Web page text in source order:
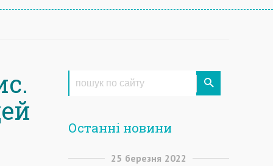
Останні новини
25 березня 2022